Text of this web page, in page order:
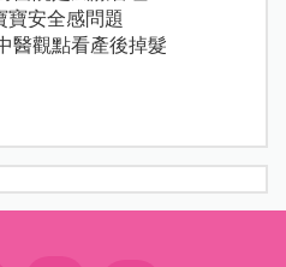
寶安全感問題
醫觀點看產後掉髮